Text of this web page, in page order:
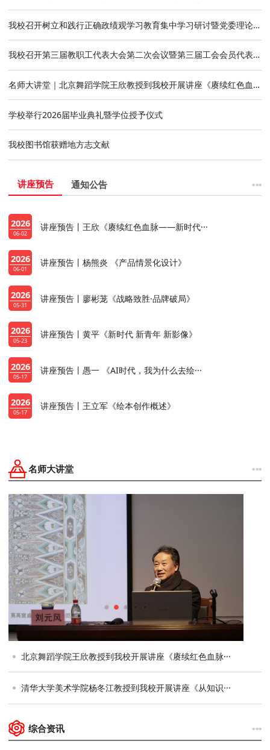
我校召开树立和践行正确政绩观学习教育集中学习研讨暨党委理论学习中心组2026年第2次集体学习会
我校召开第三届教职工代表大会第二次会议暨第三届工会会员代表大会第二次全体会议
名师大讲堂｜北京舞蹈学院王欣教授到我校开展讲座《赓续红色血脉：新时代语境下舞剧创作的探索与实践》
学校举行2026届毕业典礼暨学位授予仪式
我校图书馆获赠地方志文献
讲座预告 通知公告 ···
2026
06-02
讲座预告丨王欣《赓续红色血脉——新时代···
2026
06-01
讲座预告丨杨熊炎 《产品情景化设计》
2026
05-31
讲座预告丨廖彬茏《战略致胜·品牌破局》
2026
05-23
讲座预告丨黄平《新时代 新青年 新影像》
2026
05-17
讲座预告丨愚一 《AI时代，我为什么去绘···
2026
05-17
讲座预告丨王立军《绘本创作概述》
名师大讲堂 ···
清华大学美术学院陆志成教授到我校开展讲座
中央广播电视总台播音指导李瑞英教授受邀到
中国服装设计师协会副主席刘元风教授莅临我
北京舞蹈学院王欣教授到我校开展讲座《赓续红色血脉···
清华大学美术学院杨冬江教授到我校开展讲座《从知识···
综合资讯 ···